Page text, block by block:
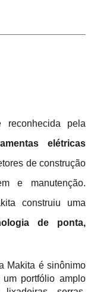
reconhecida pela
elétricas
de construção
e manutenção.
construiu uma
de ponta,
Makita é sinônimo
um portfólio amplo